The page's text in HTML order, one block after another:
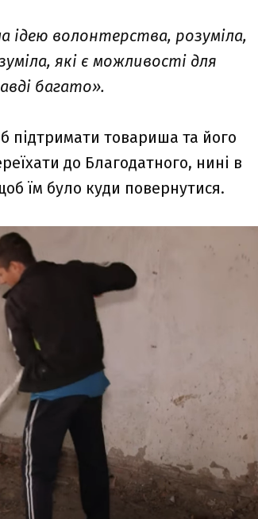
ідею волонтерства, розуміла,
які є можливості для
багато».
підтримати товариша та його
до Благодатного, нині в
їм було куди повернутися.